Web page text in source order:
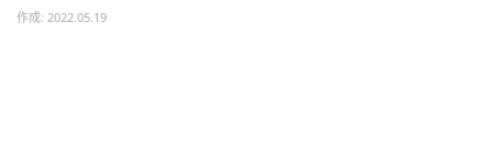
作成: 2022.05.19